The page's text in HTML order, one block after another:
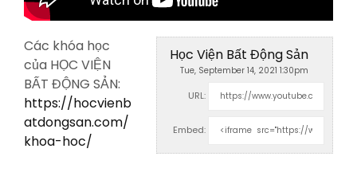
Học Viện Bất Động Sản
Tue, September 14, 2021 1:30pm
URL:
Embed:
Các khóa học
của HỌC VIỆN
BẤT ĐỘNG SẢN:
https://hocvienb
atdongsan.com/
khoa-hoc/